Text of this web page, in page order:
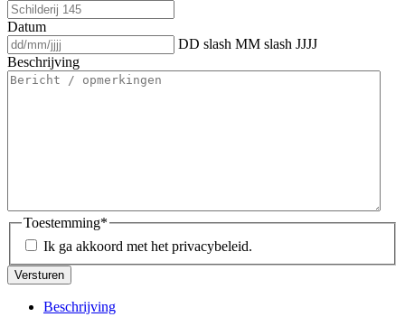
Datum
DD slash MM slash JJJJ
Beschrijving
Toestemming*
Ik ga akkoord met het privacybeleid.
Beschrijving